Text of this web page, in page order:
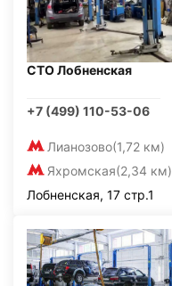
СТО Лобненская
+7 (499) 110-53-06
Лианозово(1,72 км)
Яхромская(2,34 км)
Лобненская, 17 стр.1